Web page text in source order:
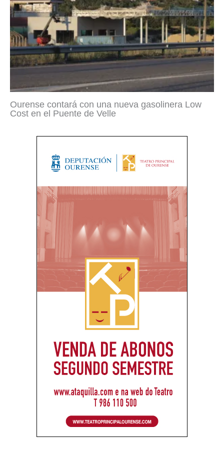
Ourense contará con una nueva gasolinera Low
Cost en el Puente de Velle